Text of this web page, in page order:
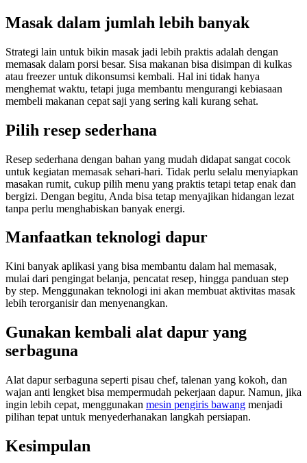
Masak dalam jumlah lebih banyak
Strategi lain untuk bikin masak jadi lebih praktis adalah dengan
memasak dalam porsi besar. Sisa makanan bisa disimpan di kulkas
atau freezer untuk dikonsumsi kembali. Hal ini tidak hanya
menghemat waktu, tetapi juga membantu mengurangi kebiasaan
membeli makanan cepat saji yang sering kali kurang sehat.
Pilih resep sederhana
Resep sederhana dengan bahan yang mudah didapat sangat cocok
untuk kegiatan memasak sehari-hari. Tidak perlu selalu menyiapkan
masakan rumit, cukup pilih menu yang praktis tetapi tetap enak dan
bergizi. Dengan begitu, Anda bisa tetap menyajikan hidangan lezat
tanpa perlu menghabiskan banyak energi.
Manfaatkan teknologi dapur
Kini banyak aplikasi yang bisa membantu dalam hal memasak,
mulai dari pengingat belanja, pencatat resep, hingga panduan step
by step. Menggunakan teknologi ini akan membuat aktivitas masak
lebih terorganisir dan menyenangkan.
Gunakan kembali alat dapur yang
serbaguna
Alat dapur serbaguna seperti pisau chef, talenan yang kokoh, dan
wajan anti lengket bisa mempermudah pekerjaan dapur. Namun, jika
ingin lebih cepat, menggunakan mesin pengiris bawang menjadi
pilihan tepat untuk menyederhanakan langkah persiapan.
Kesimpulan